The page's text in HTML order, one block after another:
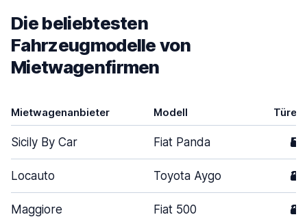
Die beliebtesten
Fahrzeugmodelle von
Mietwagenfirmen
Mietwagenanbieter Modell Türen
Sicily By Car Fiat Panda 5
Locauto Toyota Aygo 3
Maggiore Fiat 500 3